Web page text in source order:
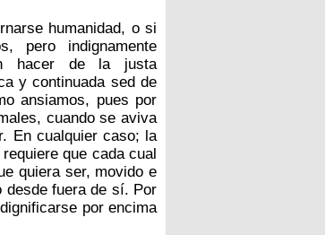
humanidad, o si
pero indignamente
hacer de la justa
y continuada sed de
ansiamos, pues por
cuando se aviva
En cualquier caso; la
que cada cual
quiera ser, movido e
desde fuera de sí. Por
por encima